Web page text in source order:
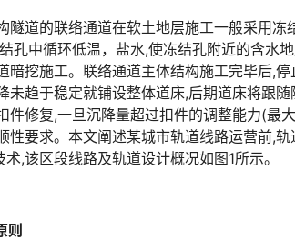
隧道的联络通道在软土地层施工一般采用
孔中循环低温，盐水,使冻结孔附近的含水
暗挖施工。联络通道主体结构施工完毕后,
未趋于稳定就铺设整体道床,后期道床将跟
件修复,一旦沉降量超过扣件的调整能力(最
性要求。本文阐述某城市轨道线路运营前,
,该区段线路及轨道设计概况如图1所示。󠅅󠅃󠄵󠅂󠄪󠇖󠆨󠆨󠇕󠆞󠆒󠅬󠇘󠆭󠆘󠇙󠆝󠅵󠇗󠆭󠆁󠄐󠇗󠅹󠅸󠇖󠆍󠅳󠇖󠅹󠅰󠇖󠆌󠅹
则